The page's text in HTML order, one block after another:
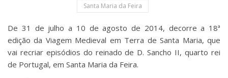
Santa Maria da Feira
De 31 de julho a 10 de agosto de 2014, decorre a 18ª
edição da Viagem Medieval em Terra de Santa Maria, que
vai recriar episódios do reinado de D. Sancho II, quarto rei
de Portugal, em Santa Maria da Feira.